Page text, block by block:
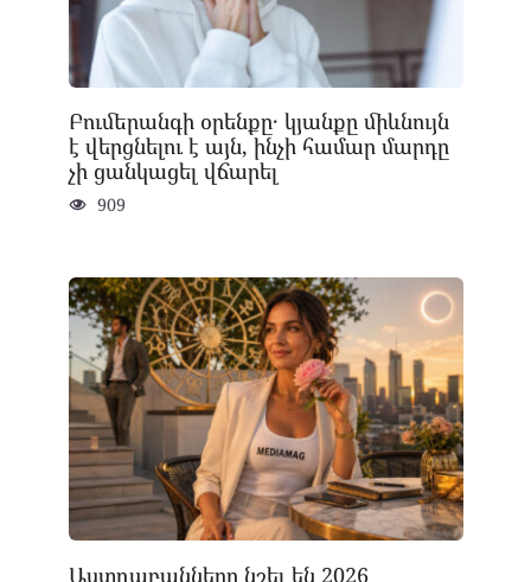
Բումերանգի օրենքը․ կյանքը միևնույն
է վերցնելու է այն, ինչի համար մարդը
չի ցանկացել վճարել
909
Աստղաբանները նշել են 2026